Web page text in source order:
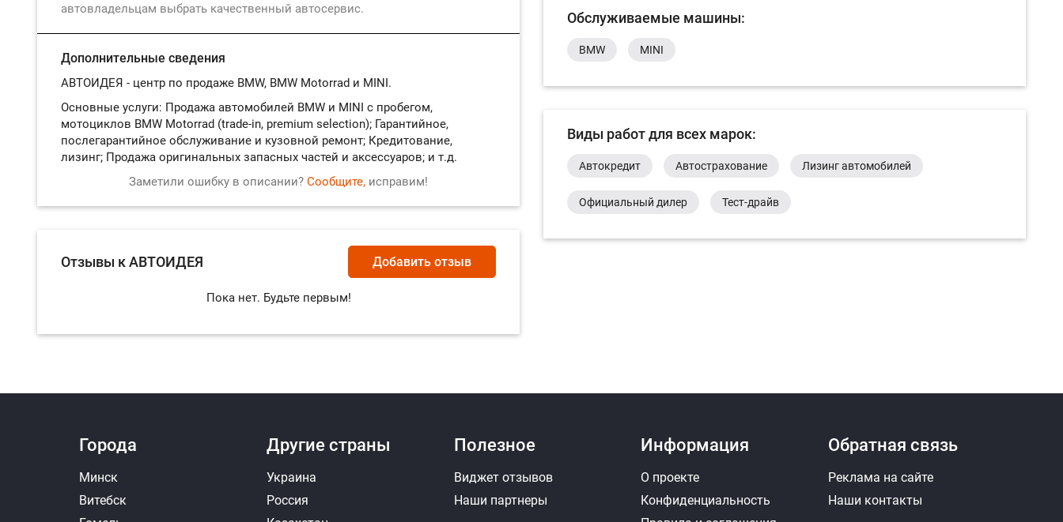
автовладельцам выбрать качественный автосервис.
Дополнительные сведения
АВТОИДЕЯ - центр по продаже BMW, BMW Motorrad и MINI.
Основные услуги: Продажа автомобилей BMW и MINI с пробегом,
мотоциклов BMW Motorrad (trade-in, premium selection); Гарантийное,
послегарантийное обслуживание и кузовной ремонт; Кредитование,
лизинг; Продажа оригинальных запасных частей и аксессуаров; и т.д.
Заметили ошибку в описании? Сообщите, исправим!
Отзывы к АВТОИДЕЯ Добавить отзыв
Пока нет. Будьте первым!
Обслуживаемые машины:
BMW MINI
Виды работ для всех марок:
Автокредит Автострахование Лизинг автомобилей
Официальный дилер Тест-драйв
Города
Минск
Витебск
Другие страны
Украина
Россия
Полезное
Виджет отзывов
Наши партнеры
Информация
О проекте
Конфиденциальность
Обратная связь
Реклама на сайте
Наши контакты